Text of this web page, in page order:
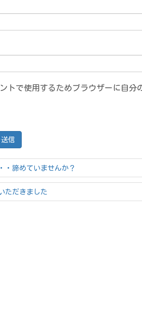
トで使用するためブラウザーに自分
・諦めていませんか？
ただきました